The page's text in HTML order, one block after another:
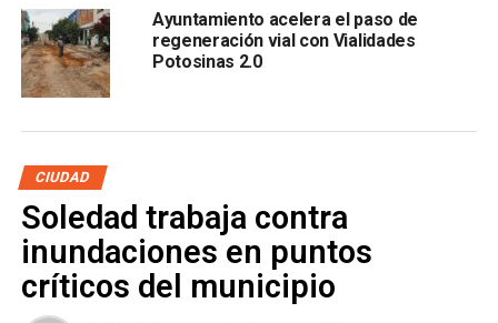
También lee:
FGR reactivará investigación por incendio en
la Guardería ABC
SIGUIENTE
Se cae la ciclovía en la Calzada de Gpe; podrían
moverla a Coronel Romero
NO TE PIERDAS
Denuncian ola de robos en el estacionamiento del
Inpode en SLP
Ayuntamiento acelera el paso de
regeneración vial con Vialidades
Potosinas 2.0
CIUDAD
Soledad trabaja contra
inundaciones en puntos
críticos del municipio